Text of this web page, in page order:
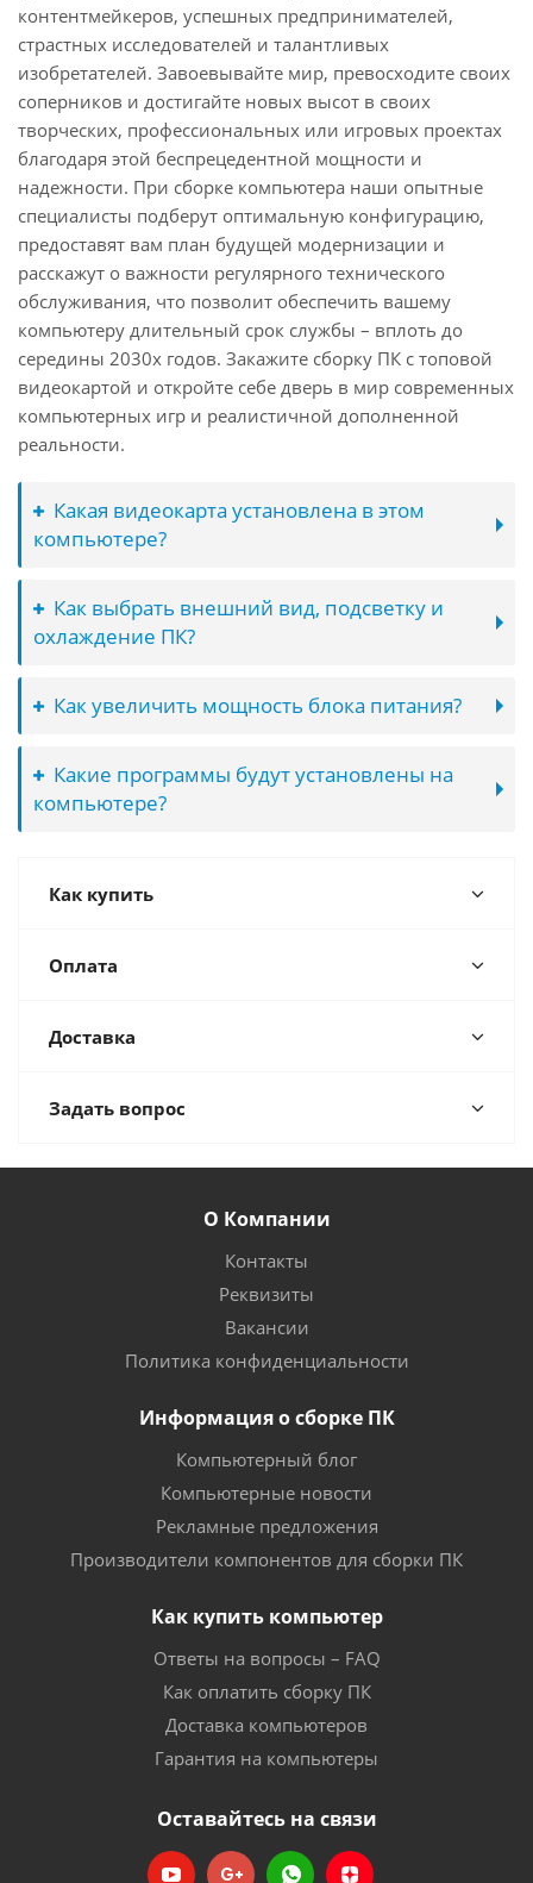
контентмейкеров, успешных предпринимателей,
страстных исследователей и талантливых
изобретателей. Завоевывайте мир, превосходите своих
соперников и достигайте новых высот в своих
творческих, профессиональных или игровых проектах
благодаря этой беспрецедентной мощности и
надежности. При сборке компьютера наши опытные
специалисты подберут оптимальную конфигурацию,
предоставят вам план будущей модернизации и
расскажут о важности регулярного технического
обслуживания, что позволит обеспечить вашему
компьютеру длительный срок службы – вплоть до
середины 2030х годов. Закажите сборку ПК с топовой
видеокартой и откройте себе дверь в мир современных
компьютерных игр и реалистичной дополненной
реальности.
Какая видеокарта установлена в этом
компьютере?
Как выбрать внешний вид, подсветку и
охлаждение ПК?
Как увеличить мощность блока питания?
Какие программы будут установлены на
компьютере?
Как купить
Оплата
Доставка
Задать вопрос
О Компании
Контакты
Реквизиты
Вакансии
Политика конфиденциальности
Информация о сборке ПК
Компьютерный блог
Компьютерные новости
Рекламные предложения
Производители компонентов для сборки ПК
Как купить компьютер
Ответы на вопросы – FAQ
Как оплатить сборку ПК
Доставка компьютеров
Гарантия на компьютеры
Оставайтесь на связи